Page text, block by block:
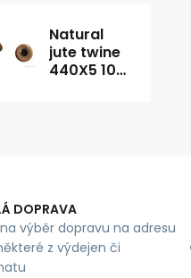
Natural
jute twine
440X5 100
DOPRAVA
výběr dopravu na adresu
z výdejen či